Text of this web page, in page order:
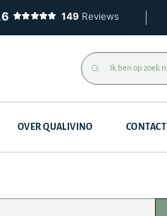
OVER QUALIVINO CONTACT